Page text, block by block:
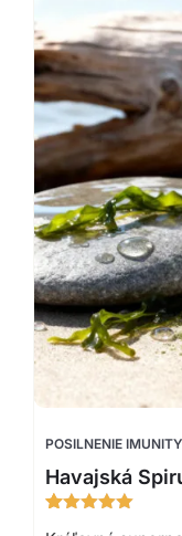
POSILNENIE IMUNITY
Havajská